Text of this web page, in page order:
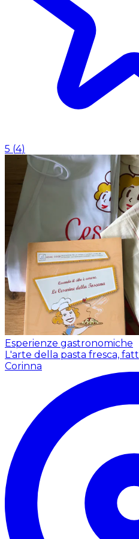
5 (4)
Esperienze gastronomiche
L'arte della pasta fresca,
Corinna